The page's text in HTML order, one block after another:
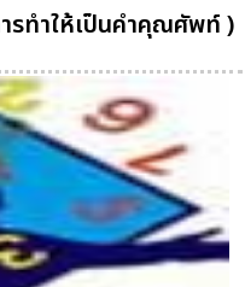
ทำให้เป็นคำคุณศัพท์ )